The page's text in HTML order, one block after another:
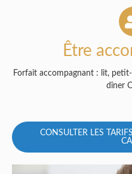
Être
Forfait accompagnant : lit,
dîner
CONSULTER LES